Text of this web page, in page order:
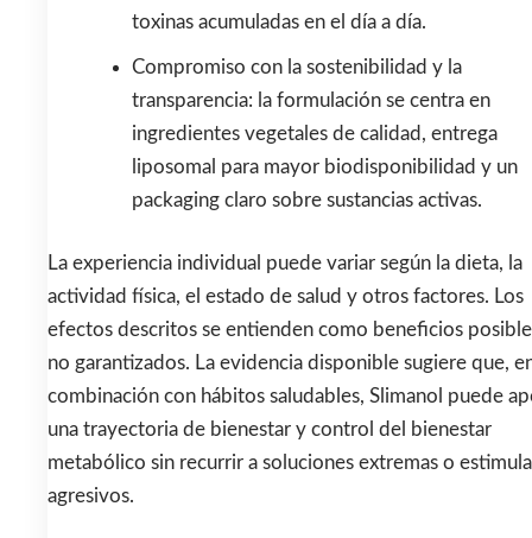
toxinas acumuladas en el día a día.
Compromiso con la sostenibilidad y la
transparencia: la formulación se centra en
ingredientes vegetales de calidad, entrega
liposomal para mayor biodisponibilidad y un
packaging claro sobre sustancias activas.
La experiencia individual puede variar según la dieta, la
actividad física, el estado de salud y otros factores. Los
efectos descritos se entienden como beneficios
no garantizados. La evidencia disponible sugiere que,
combinación con hábitos saludables, Slimanol puede
una trayectoria de bienestar y control del bienestar
metabólico sin recurrir a soluciones extremas o
agresivos.